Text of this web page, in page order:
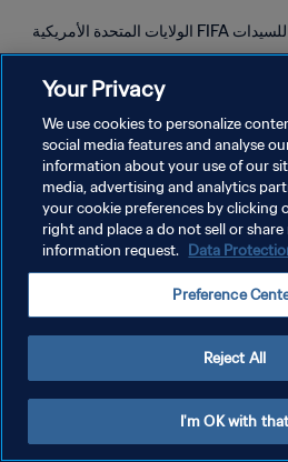
شاهد كل هدف من كأس العالم للسيدات FIFA الولايات المتحدة الأمريكية
Your Privacy
We use cookies to personalize
social media features and analyse
information about your use of our
media, advertising and analytics
your cookie preferences by clicking
right and place a do not sell or
information request. Data
Preference
Reject All
I'm OK with that